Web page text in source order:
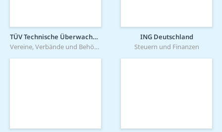
TÜV Technische Überwachung Hessen GmbH
Vereine, Verbände und Behörden
ING Deutschland
Steuern und Finanzen